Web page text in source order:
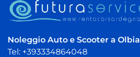
Noleggio Auto e Scooter a Olbia
Tel: +393334864048